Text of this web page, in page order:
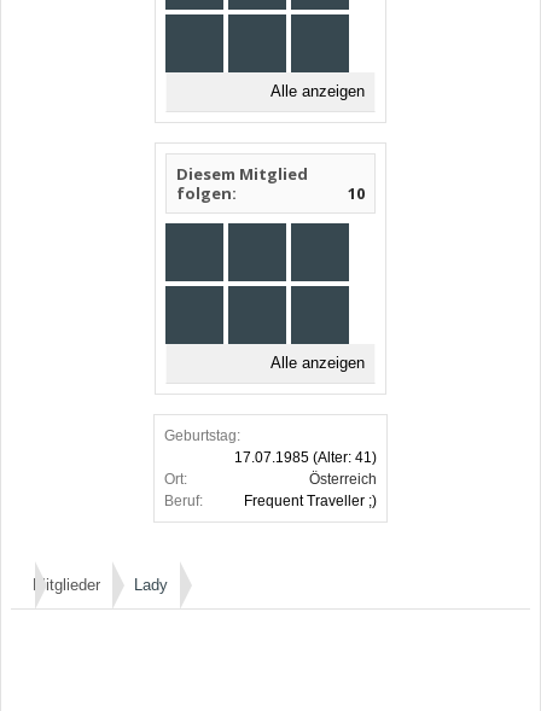
Alle anzeigen
Diesem Mitglied
folgen:
10
Alle anzeigen
Geburtstag:
17.07.1985 (Alter: 41)
Ort:
Österreich
Beruf:
Frequent Traveller ;)
Mitglieder Lady